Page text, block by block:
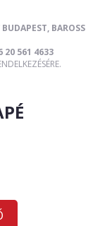
BAROSS
20 561 4633